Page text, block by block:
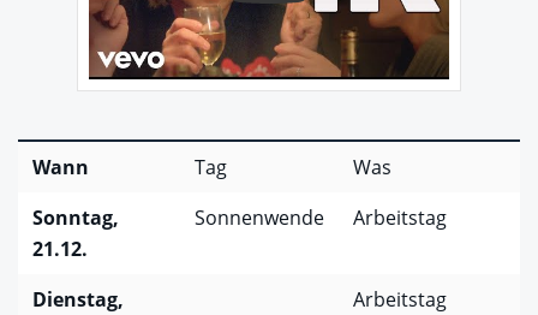
Wann Tag
Was
Sonntag,
21.12.
Sonnenwende Arbeitstag
Dienstag,
Arbeitstag